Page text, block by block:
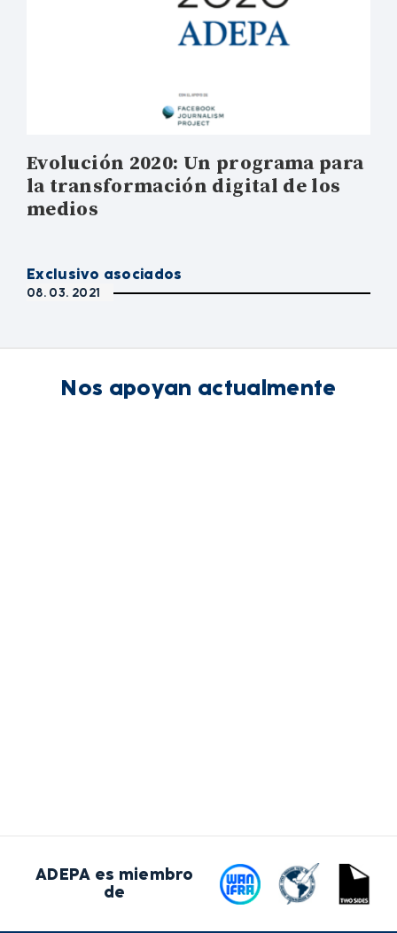
Evolución 2020: Un programa para
la transformación digital de los
medios
Exclusivo asociados
08. 03. 2021
Nos apoyan actualmente
ADEPA es miembro
de